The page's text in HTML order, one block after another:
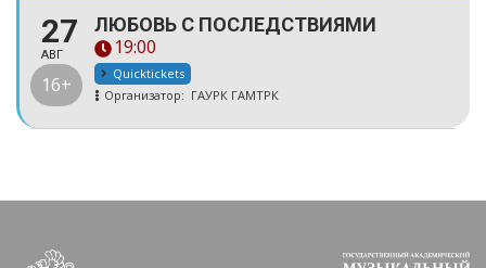
27
АВГ
ЛЮБОВЬ С ПОСЛЕДСТВИЯМИ
16+
19:00
Quicktickets
Организатор: ГАУРК ГАМТРК